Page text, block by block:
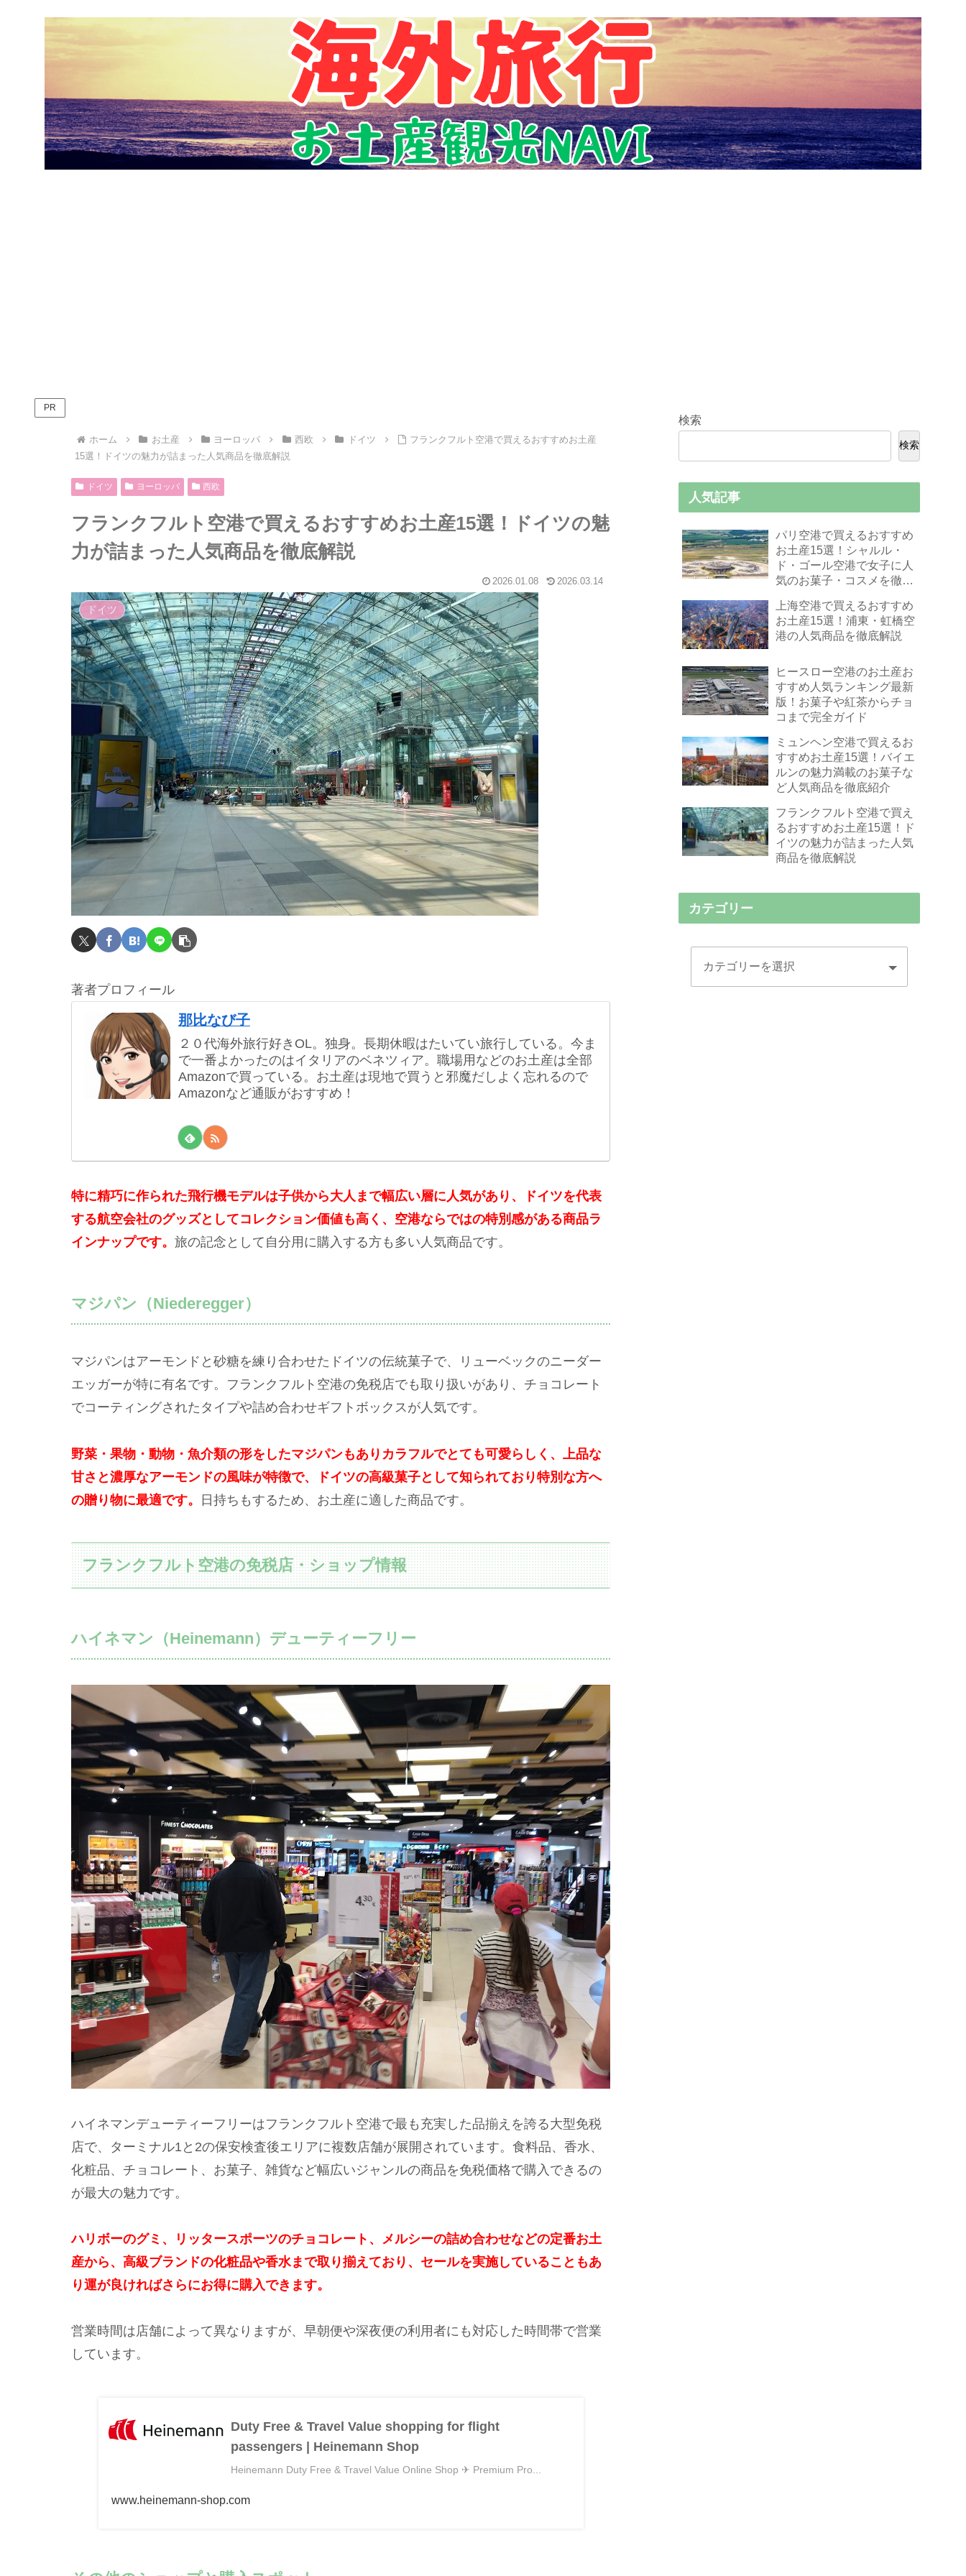
PR
ホーム お土産 ヨーロッパ 西欧 ドイツ
フランクフルト空港で買えるおすすめお土産
15選！ドイツの魅力が詰まった人気商品を徹底解説
ドイツ ヨーロッパ 西欧
フランクフルト空港で買えるおすすめお土産15選！ドイツの魅
力が詰まった人気商品を徹底解説
2026.01.08 2026.03.14
ドイツ
著者プロフィール
那比なび子
２０代海外旅行好きOL。独身。長期休暇はたいてい旅行している。今ま
で一番よかったのはイタリアのベネツィア。職場用などのお土産は全部
Amazonで買っている。お土産は現地で買うと邪魔だしよく忘れるので
Amazonなど通販がおすすめ！
特に精巧に作られた飛行機モデルは子供から大人まで幅広い層に人気があり、ドイツを代表
する航空会社のグッズとしてコレクション価値も高く、空港ならではの特別感がある商品ラ
インナップです。 旅の記念として自分用に購入する方も多い人気商品です。
マジパン（Niederegger）
マジパンはアーモンドと砂糖を練り合わせたドイツの伝統菓子で、リューベックのニーダー
エッガーが特に有名です。フランクフルト空港の免税店でも取り扱いがあり、チョコレート
でコーティングされたタイプや詰め合わせギフトボックスが人気です。
野菜・果物・動物・魚介類の形をしたマジパンもありカラフルでとても可愛らしく、上品な
甘さと濃厚なアーモンドの風味が特徴で、ドイツの高級菓子として知られており特別な方へ
の贈り物に最適です。
日持ちもするため、お土産に適した商品です。
フランクフルト空港の免税店・ショップ情報
ハイネマン（Heinemann）デューティーフリー
ハイネマンデューティーフリーはフランクフルト空港で最も充実した品揃えを誇る大型免税
店で、ターミナル1と2の保安検査後エリアに複数店舗が展開されています。食料品、香水、
化粧品、チョコレート、お菓子、雑貨など幅広いジャンルの商品を免税価格で購入できるの
が最大の魅力です。
ハリボーのグミ、リッタースポーツのチョコレート、メルシーの詰め合わせなどの定番お土
産から、高級ブランドの化粧品や香水まで取り揃えており、セールを実施していることもあ
り運が良ければさらにお得に購入できます。
営業時間は店舗によって異なりますが、早朝便や深夜便の利用者にも対応した時間帯で営業
しています。
Duty Free & Travel Value shopping for flight
passengers | Heinemann Shop
Heinemann Duty Free & Travel Value Online Shop ✈ Premium Pro...
www.heinemann-shop.com
検索
検索
人気記事
パリ空港で買えるおすすめ
お土産15選！シャルル・
ド・ゴール空港で女子に人
気のお菓子・コスメを徹底
上海空港で買えるおすすめ
お土産15選！浦東・虹橋空
港の人気商品を徹底解説
ヒースロー空港のお土産お
すすめ人気ランキング最新
版！お菓子や紅茶からチョ
コまで完全ガイド
ミュンヘン空港で買えるお
すすめお土産15選！バイエ
ルンの魅力満載のお菓子な
ど人気商品を徹底紹介
フランクフルト空港で買え
るおすすめお土産15選！ド
イツの魅力が詰まった人気
商品を徹底解説
カテゴリー